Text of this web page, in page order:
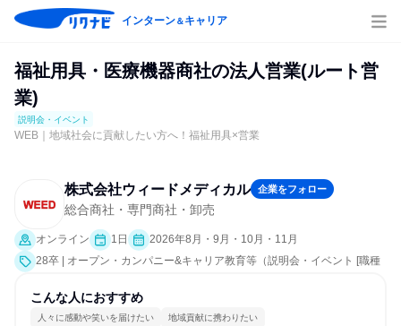
インターン＆キャリア
福祉用具・医療機器商社の法人営業(ルート営
業)
説明会・イベント
WEB｜地域社会に貢献したい方へ！福祉用具×営業
株式会社ウィードメディカル 企業をフォロー
総合商社・専門商社・卸売
オンライン 1日
2026年8月・9月・10月・11月
28卒 | オープン・カンパニー&キャリア教育等（説明会・イベント [職種
こんな人におすすめ
人々に感動や笑いを届けたい 地域貢献に携わりたい